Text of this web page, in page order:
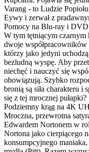
Varang - to Ludzie
Eywy i zerwał z
Pomocy na Blu-ray i
W tym tętniącym
dwoje
którzy jako jedyni
bezludną wyspę. Aby
niechęć i nauczyć się
obowiązują. Szybko
bronią są siła charakteru i
się z tej mrocznej pułapki?
Podziemny krąg na 4K
Mroczna, przewrotna
Edwardem Nortonem w
Nortona jako cierpiącego
konsumpcyjnego